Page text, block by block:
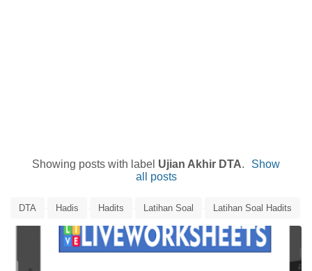
Showing posts with label Ujian Akhir DTA.
Show
all posts
DTA Hadis Hadits Latihan Soal Latihan Soal Hadits
Live Worksheets Media Pembelajaran Online UAD
Ujian Akhir DTA